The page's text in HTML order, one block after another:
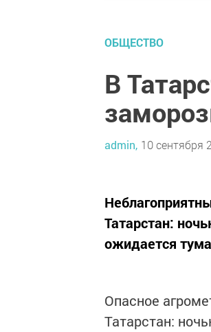
ОБЩЕСТВО
В
admin, 10 сентября
Татарстан:
ожидается
Опасное
Татарстан: